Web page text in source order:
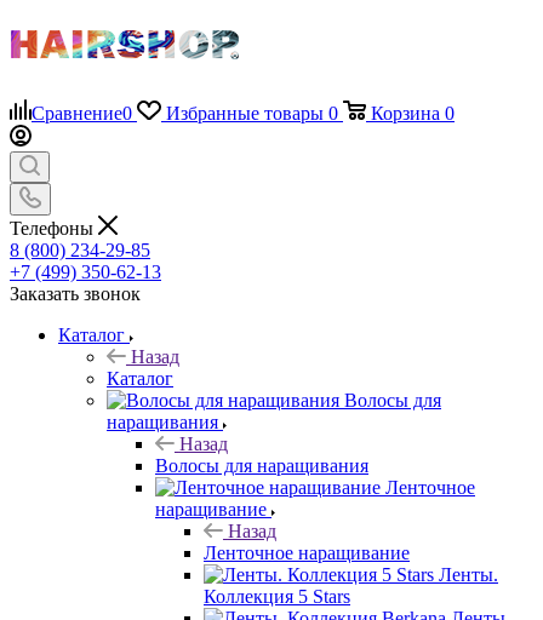
Сравнение0 Избранные товары 0 Корзина 0
Телефоны
8 (800) 234-29-85
+7 (499) 350-62-13
Заказать звонок
Каталог
Назад
Каталог
Волосы для
наращивания
Назад
Волосы для наращивания
Ленточное
наращивание
Назад
Ленточное наращивание
Ленты.
Коллекция 5 Stars